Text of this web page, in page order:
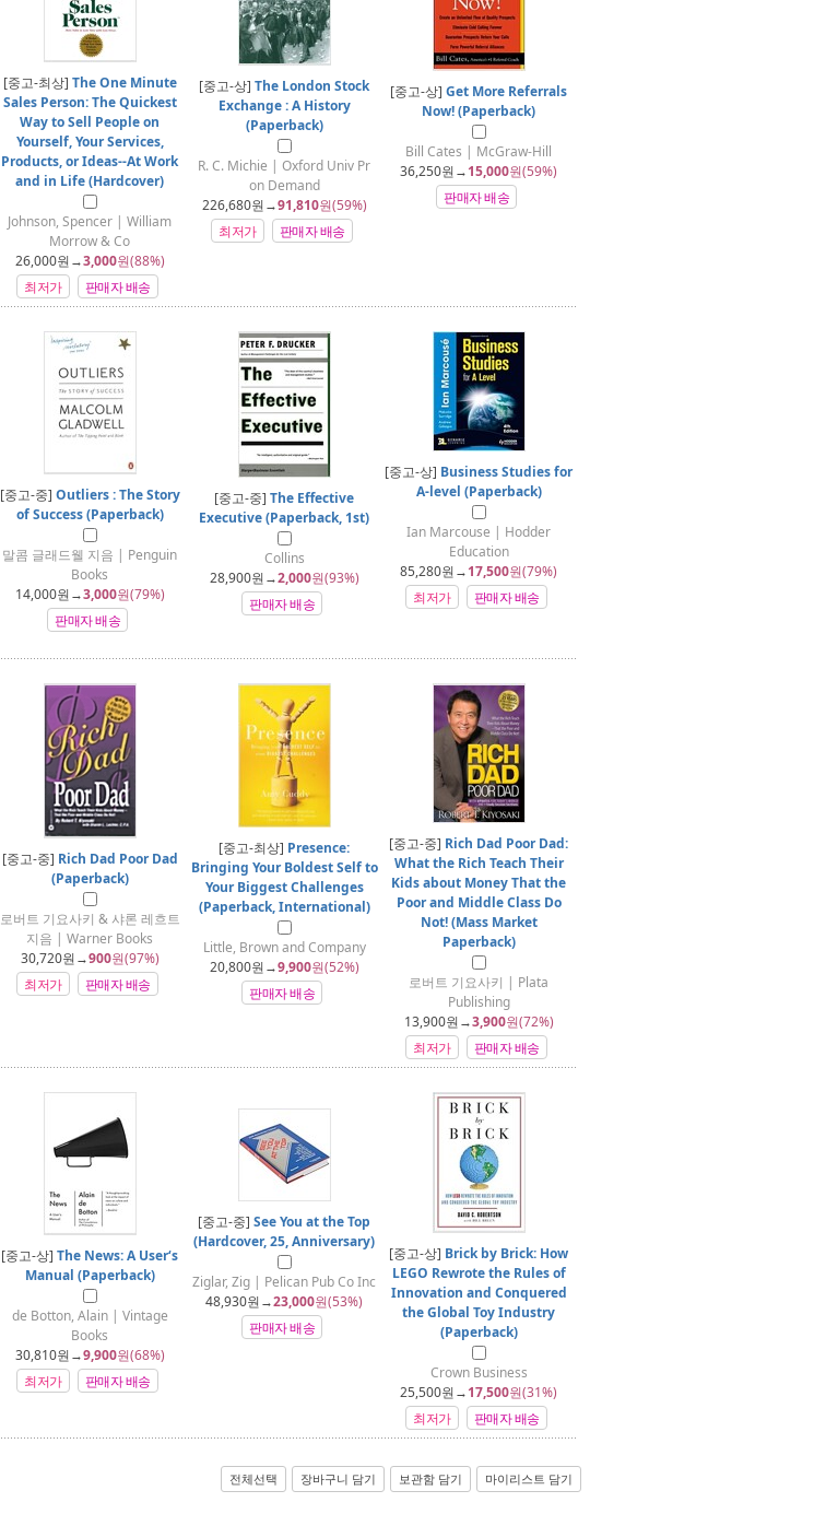
[중고-최상] The One Minute
Sales Person: The Quickest
Way to Sell People on
Yourself, Your Services,
Products, or Ideas--At Work
and in Life (Hardcover)
Johnson, Spencer | William
Morrow & Co
26,000원→3,000원(88%)
최저가
판매자 배송
[중고-상] The London Stock
Exchange : A History
(Paperback)
R. C. Michie | Oxford Univ Pr
on Demand
226,680원→91,810원(59%)
최저가
판매자 배송
[중고-상] Get More Referrals
Now! (Paperback)
Bill Cates | McGraw-Hill
36,250원→15,000원(59%)
판매자 배송
[중고-중] Outliers : The Story
of Success (Paperback)
말콤 글래드웰 지음 | Penguin
Books
14,000원→3,000원(79%)
판매자 배송
[중고-중] The Effective
Executive (Paperback, 1st)
Collins
28,900원→2,000원(93%)
판매자 배송
[중고-상] Business Studies for
A-level (Paperback)
Ian Marcouse | Hodder
Education
85,280원→17,500원(79%)
최저가
판매자 배송
[중고-중] Rich Dad Poor Dad
(Paperback)
로버트 기요사키 & 샤론 레흐트
지음 | Warner Books
30,720원→900원(97%)
최저가
판매자 배송
[중고-최상] Presence:
Bringing Your Boldest Self to
Your Biggest Challenges
(Paperback, International)
Little, Brown and Company
20,800원→9,900원(52%)
판매자 배송
[중고-중] Rich Dad Poor Dad:
What the Rich Teach Their
Kids about Money That the
Poor and Middle Class Do
Not! (Mass Market
Paperback)
로버트 기요사키 | Plata
Publishing
13,900원→3,900원(72%)
최저가
판매자 배송
[중고-상] The News: A User‘s
Manual (Paperback)
de Botton, Alain | Vintage
Books
30,810원→9,900원(68%)
최저가
판매자 배송
[중고-중] See You at the Top
(Hardcover, 25, Anniversary)
Ziglar, Zig | Pelican Pub Co Inc
48,930원→23,000원(53%)
판매자 배송
[중고-상] Brick by Brick: How
LEGO Rewrote the Rules of
Innovation and Conquered
the Global Toy Industry
(Paperback)
Crown Business
25,500원→17,500원(31%)
최저가
판매자 배송
전체선택 장바구니 담기 보관함 담기 마이리스트 담기